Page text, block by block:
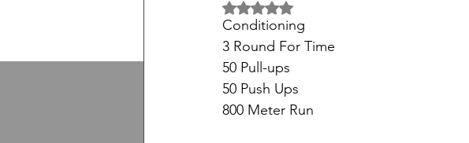
5 üzerinden NaN yıldız
Conditioning
3 Round For Time
50 Pull-ups
50 Push Ups
800 Meter Run